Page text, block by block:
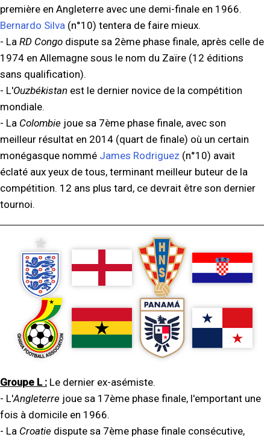
première en Angleterre avec une demi-finale en 1966.
Bernardo Silva (n°10) tentera de faire mieux.
- La RD Congo dispute sa 2ème phase finale, après celle de
1974 en Allemagne sous le nom du Zaïre (12 éditions
sans qualification).
- L'Ouzbékistan est le dernier novice de la compétition
mondiale.
- La Colombie joue sa 7ème phase finale, avec son
meilleur résultat en 2014 (quart de finale) où un certain
monégasque nommé James Rodriguez (n°10) avait
éclaté aux yeux de tous, terminant meilleur buteur de la
compétition. 12 ans plus tard, ce devrait être son dernier
tournoi.
Groupe L : Le dernier ex-asémiste.
- L'Angleterre joue sa 17ème phase finale, l'emportant une
fois à domicile en 1966.
- La Croatie dispute sa 7ème phase finale consécutive,